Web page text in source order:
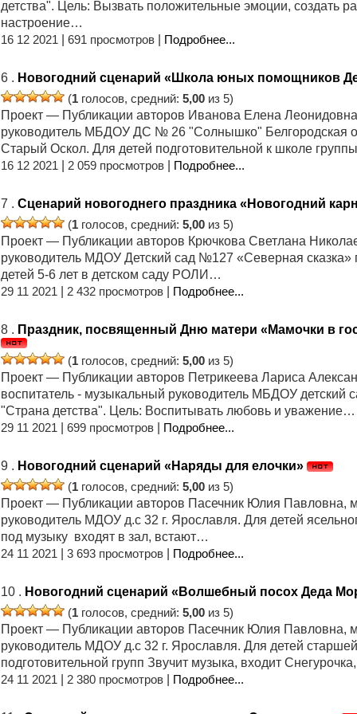
детства". Цель: Вызвать положительные эмоции, создать
настроение…
16 12 2021
691 просмотров Подробнее...
6 . Новогодний сценарий «Школа юных помощников
(1 голосов, средний: 5,00 из 5)
Проект — Публикации авторов Иванова Елена
руководитель МБДОУ ДС № 26 "Солнышко" Белгородская
Старый Оскол. Для детей подготовительной к школе
16 12 2021
2 059 просмотров Подробнее...
7 . Сценарий новогоднего праздника «Новогодний
(1 голосов, средний: 5,00 из 5)
Проект — Публикации авторов Крючкова Светлана
руководитель МДОУ Детский сад №127 «Северная сказка»
детей 5-6 лет в детском саду РОЛИ…
29 11 2021
2 432 просмотров Подробнее...
8 . Праздник, посвященный Дню матери «Мамочки в
(1 голосов, средний: 5,00 из 5)
Проект — Публикации авторов Петрикеева Лариса
воспитатель - музыкальный руководитель МБДОУ детский
"Страна детства". Цель: Воспитывать любовь и уважение…
29 11 2021
699 просмотров Подробнее...
9 . Новогодний сценарий «Наряды для елочки»
(1 голосов, средний: 5,00 из 5)
Проект — Публикации авторов Пасечник Юлия Павловна,
руководитель МДОУ д.с 32 г. Ярославля. Для детей
под музыку входят в зал, встают…
24 11 2021
3 693 просмотров Подробнее...
10 . Новогодний сценарий «Волшебный посох Деда
(1 голосов, средний: 5,00 из 5)
Проект — Публикации авторов Пасечник Юлия Павловна,
руководитель МДОУ д.с 32 г. Ярославля. Для детей
подготовительной групп Звучит музыка, входит
24 11 2021
2 380 просмотров Подробнее...